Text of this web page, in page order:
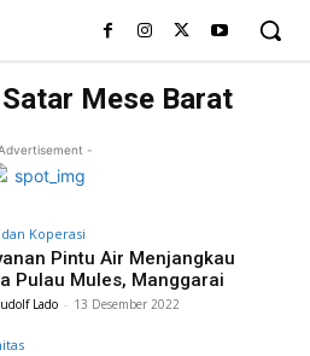
Mese Barat
-
Koperasi
Pintu Air Menjangkau
Pulau Mules, Manggarai
Lado - 13 Desember 2022